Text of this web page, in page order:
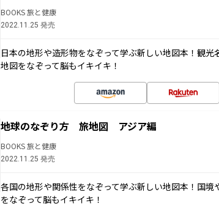
BOOKS 旅と健康
2022.11.25 発売
日本の地形や造形物をなぞって学ぶ新しい地図本！観
地図をなぞって脳もイキイキ！
地球のなぞり方 旅地図 アジア編
BOOKS 旅と健康
2022.11.25 発売
各国の地形や関係性をなぞって学ぶ新しい地図本！国
をなぞって脳もイキイキ！